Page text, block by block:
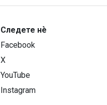
Следете нѐ
Facebook
X
YouTube
Instagram